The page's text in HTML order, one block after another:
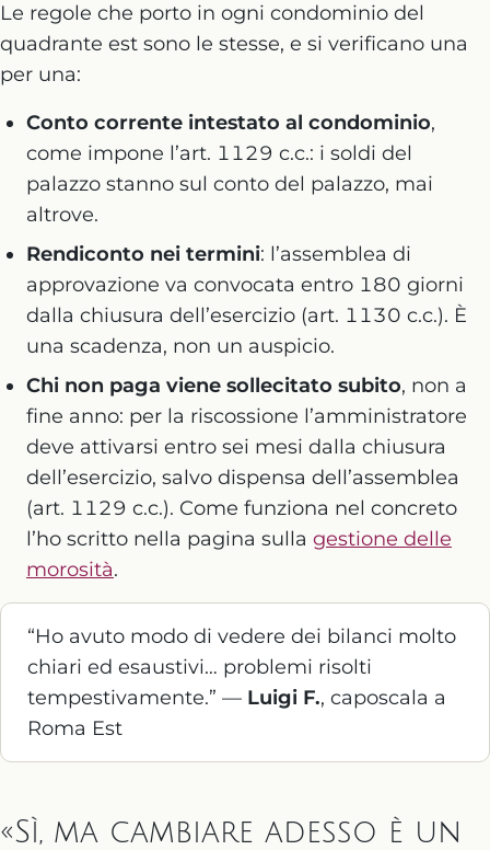
Le regole che porto in ogni condominio del
quadrante est sono le stesse, e si verificano una
per una:
Conto corrente intestato al condominio,
come impone l’art. 1129 c.c.: i soldi del
palazzo stanno sul conto del palazzo, mai
altrove.
Rendiconto nei termini: l’assemblea di
approvazione va convocata entro 180 giorni
dalla chiusura dell’esercizio (art. 1130 c.c.). È
una scadenza, non un auspicio.
Chi non paga viene sollecitato subito, non a
fine anno: per la riscossione l’amministratore
deve attivarsi entro sei mesi dalla chiusura
dell’esercizio, salvo dispensa dell’assemblea
(art. 1129 c.c.). Come funziona nel concreto
l’ho scritto nella pagina sulla gestione delle
morosità.
“Ho avuto modo di vedere dei bilanci molto
chiari ed esaustivi… problemi risolti
tempestivamente.” — Luigi F., caposcala a
Roma Est
«Sì, ma cambiare adesso è un